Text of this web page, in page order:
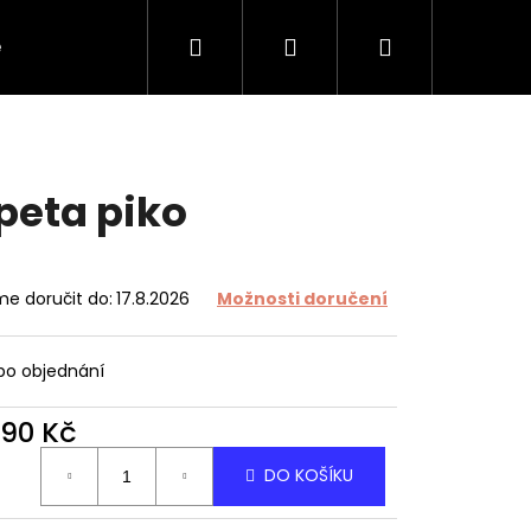
Kontakt
Hledat PřihlášeníNákupní
piko
doručit do: 17.8.2026 Možnosti doručení
objednání
Kč
DO KOŠÍKU